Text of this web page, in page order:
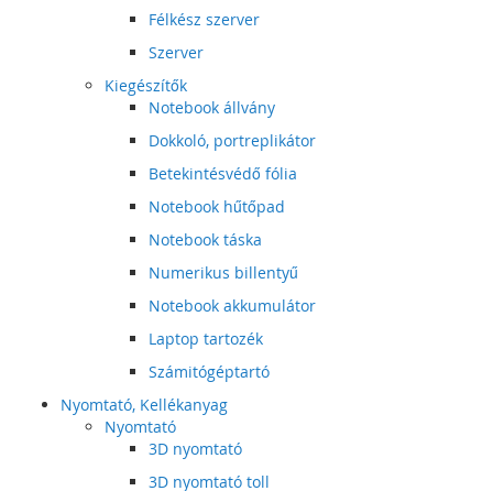
Félkész szerver
Szerver
Kiegészítők
Notebook állvány
Dokkoló, portreplikátor
Betekintésvédő fólia
Notebook hűtőpad
Notebook táska
Numerikus billentyű
Notebook akkumulátor
Laptop tartozék
Számitógéptartó
Nyomtató, Kellékanyag
Nyomtató
3D nyomtató
3D nyomtató toll